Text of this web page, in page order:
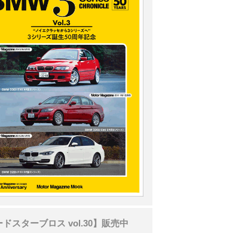
ドスターブロス vol.30】販売中